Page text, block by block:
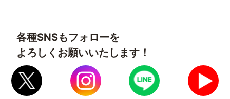
各種SNSもフォローを
よろしくお願いいたします！